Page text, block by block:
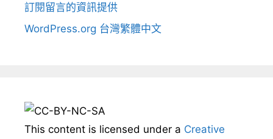
訂閱留言的資訊提供
WordPress.org 台灣繁體中文
This content is licensed under a Creative